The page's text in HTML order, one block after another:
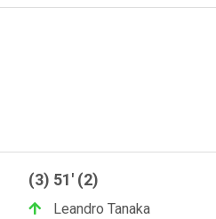
(3) 51' (2)
Leandro Tanaka